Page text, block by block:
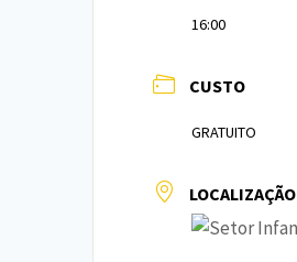
16:00
CUSTO
GRATUITO
LOCALIZAÇÃO